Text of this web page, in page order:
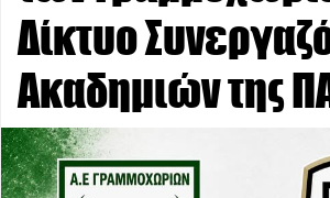
Δίκτυο
Ακαδημιών της